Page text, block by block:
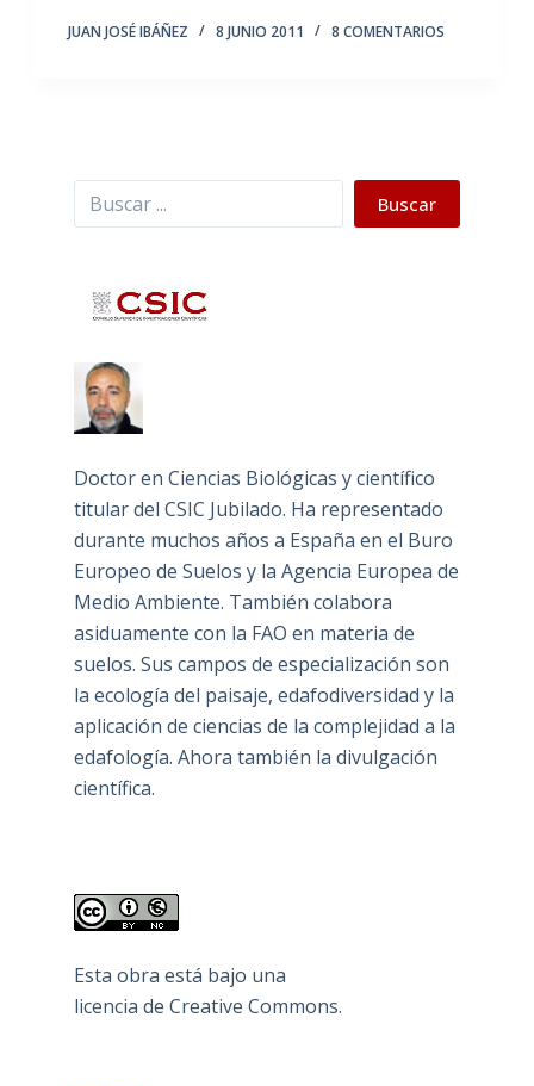
JUAN JOSÉ IBÁÑEZ 8 JUNIO 2011 8 COMENTARIOS
Buscar Buscar
Doctor en Ciencias Biológicas y científico
titular del CSIC Jubilado. Ha representado
durante muchos años a España en el Buro
Europeo de Suelos y la Agencia Europea de
Medio Ambiente. También colabora
asiduamente con la FAO en materia de
suelos. Sus campos de especialización son
la ecología del paisaje, edafodiversidad y la
aplicación de ciencias de la complejidad a la
edafología. Ahora también la divulgación
científica.
Esta obra está bajo una
licencia de Creative Commons.